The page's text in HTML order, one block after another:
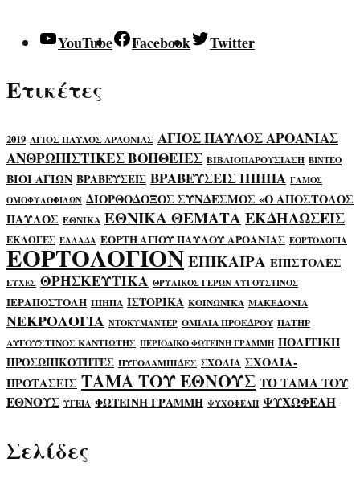
YouTube Facebook Twitter
Ετικέτες
2019 ΑΓΙΟΣ ΠΑΥΛΟΣ ΑΡΑΟΝΙΑΣ ΑΓΙΟΣ ΠΑΥΛΟΣ ΑΡΟΑΝΙΑΣ
ΑΝΘΡΩΠΙΣΤΙΚΕΣ ΒΟΗΘΕΙΕΣ ΒΙΒΛΙΟΠΑΡΟΥΣΙΑΣΗ ΒΙΝΤΕΟ
ΒΙΟΙ ΑΓΙΩΝ ΒΡΑΒΕΥΣΕΙΣ ΒΡΑΒΕΥΣΕΙΣ ΙΠΗΠΑ ΓΑΜΟΣ
ΟΜΟΦΥΛΟΦΙΛΩΝ ΔΙΟΡΘΟΔΟΞΟΣ ΣΥΝΔΕΣΜΟΣ «Ο ΑΠΟΣΤΟΛΟΣ
ΠΑΥΛΟΣ ΕΘΝΙΚΑ ΕΘΝΙΚΑ ΘΕΜΑΤΑΕΚΔΗΛΩΣΕΙΣ
ΕΚΛΟΓΕΣ ΕΛΛΑΔΑ ΕΟΡΤΗ ΑΓΙΟΥ ΠΑΥΛΟΥ ΑΡΟΑΝΙΑΣ ΕΟΡΤΟΛΟΓΙΑ
ΕΟΡΤΟΛΟΓΙΟΝΕΠΙΚΑΙΡΑ ΕΠΙΣΤΟΛΕΣ
ΕΥΧΕΣ ΘΡΗΣΚΕΥΤΙΚΑ ΘΡΥΛΙΚΟΣ ΓΕΡΩΝ ΑΥΓΟΥΣΤΙΝΟΣ
ΙΕΡΑΠΟΣΤΟΛΗ ΙΠΗΠΑ ΙΣΤΟΡΙΚΑ ΚΟΙΝΩΝΙΚΑ ΜΑΚΕΔΟΝΙΑ
ΝΕΚΡΟΛΟΓΙΑ ΝΤΟΚΥΜΑΝΤΕΡ ΟΜΙΛΙΑ ΠΡΟΕΔΡΟΥ ΠΑΤΗΡ
ΑΥΓΟΥΣΤΙΝΟΣ ΚΑΝΤΙΩΤΗΣ ΠΕΡΙΟΔΙΚΟ ΦΩΤΕΙΝΗ ΓΡΑΜΜΗ ΠΟΛΙΤΙΚΗ
ΠΡΟΣΩΠΙΚΟΤΗΤΕΣ ΠΥΓΟΛΑΜΠΙΔΕΣ ΣΧΟΛΙΑ ΣΧΟΛΙΑ-
ΠΡΟΤΑΣΕΙΣ ΤΑΜΑ ΤΟΥ ΕΘΝΟΥΣ ΤΟ ΤΑΜΑ ΤΟΥ
ΕΘΝΟΥΣ ΥΓΕΙΑ ΦΩΤΕΙΝΗ ΓΡΑΜΜΗ ΨΥΧΟΦΕΛΗ ΨΥΧΩΦΕΛΗ
Σελίδες